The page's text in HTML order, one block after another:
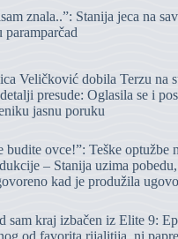
znala..”: Stanija jeca na
paramparčad
Veličković dobila Terzu na
presude: Oglasila se i
jasnu poruku
budite ovce!”: Teške optužbe
– Stanija uzima
kad je produžila
sam kraj izbačen iz Elite 9: